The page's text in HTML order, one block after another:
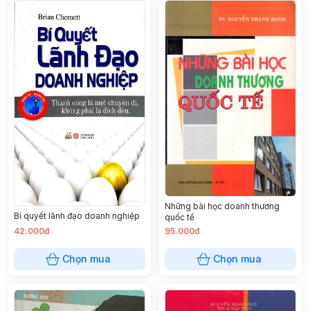
Bí quyết lãnh đạo doanh nghiệp
42.000đ
Chọn mua
Những bài học doanh thương
quốc tế
95.000đ
Chọn mua